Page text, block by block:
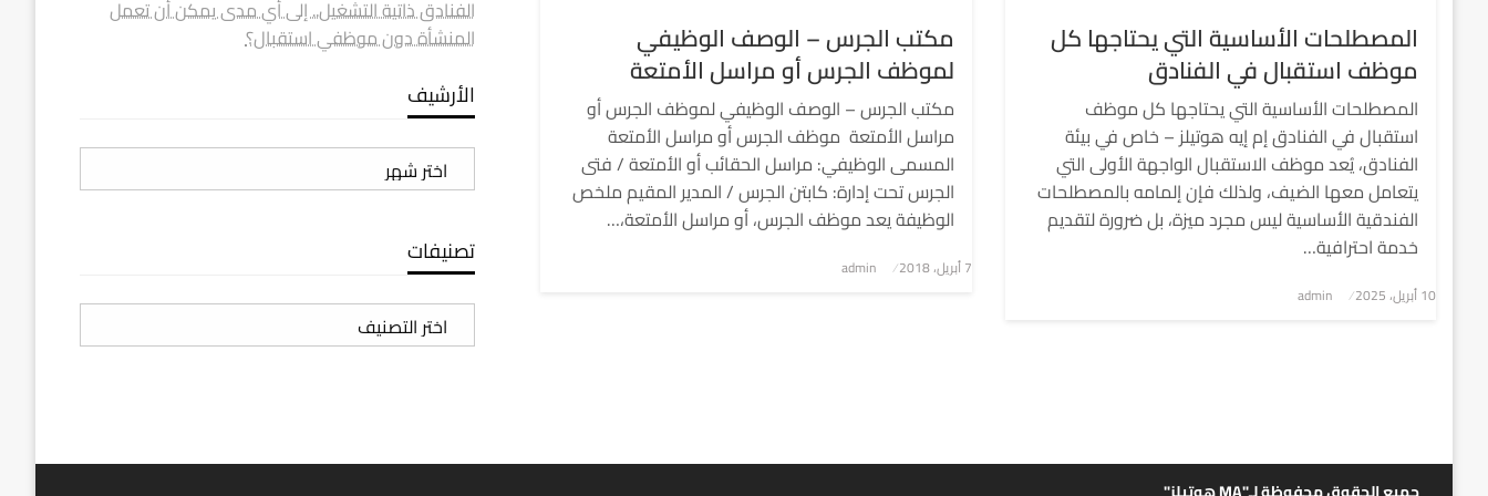
المصطلحات الأساسية التي يحتاجها كل
موظف استقبال في الفنادق
المصطلحات الأساسية التي يحتاجها كل موظف
استقبال في الفنادق إم إيه هوتيلز – خاص في بيئة
الفنادق، يُعد موظف الاستقبال الواجهة الأولى التي
يتعامل معها الضيف، ولذلك فإن إلمامه بالمصطلحات
الفندقية الأساسية ليس مجرد ميزة، بل ضرورة لتقديم
خدمة احترافية…
نُشر
10 أبريل، 2025 admin
مكتب الجرس – الوصف الوظيفي
لموظف الجرس أو مراسل الأمتعة
مكتب الجرس – الوصف الوظيفي لموظف الجرس أو
مراسل الأمتعة موظف الجرس أو مراسل الأمتعة
المسمى الوظيفي: مراسل الحقائب أو الأمتعة / فتى
الجرس تحت إدارة: كابتن الجرس / المدير المقيم ملخص
الوظيفة يعد موظف الجرس، أو مراسل الأمتعة،…
نُشر
7 أبريل، 2018 admin
الفنادق ذاتية التشغيل.. إلى أي مدى يمكن أن تعمل
المنشأة دون موظفي استقبال؟
الأرشيف
الأرشيف
تصنيفات
تصنيفات